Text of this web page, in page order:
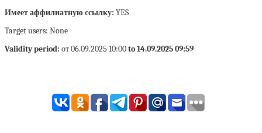
Имеет аффилиатную ссылку: YES
Target users: None
Validity period: от 06.09.2025 10:00to 14.09.2025 09:59